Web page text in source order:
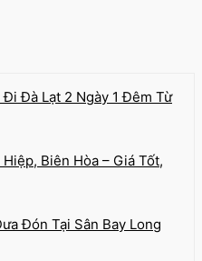
Đà Lạt 2 Ngày 1 Đêm Từ
Biên Hòa – Giá Tốt,
Đón Tại Sân Bay Long